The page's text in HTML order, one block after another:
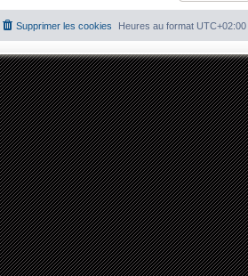
Heures au format UTC+02:00
Supprimer les cookies